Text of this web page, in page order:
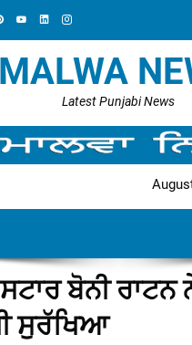
MALWA
Latest Punjabi News
ਬੋਨੀ ਰਾਟਨ
ਸੁਰੱਖਿਆ